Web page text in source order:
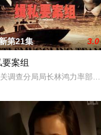
。她放弃了自己在福海
二季定档9月15日18:00
第21集 3.0
要案组
调查分局局长林鸿力率部